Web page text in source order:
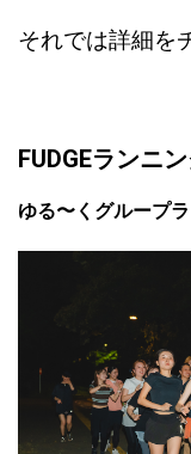
それでは詳細を
FUDGEランニ
ゆる〜くグループ